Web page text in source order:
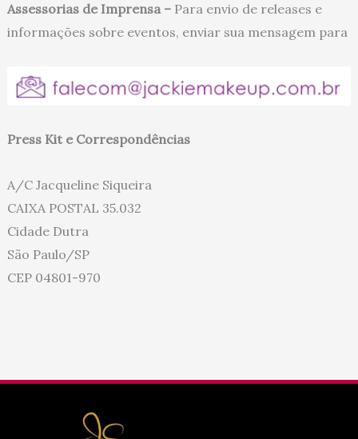
Assessorias de Imprensa – Para envio de releases e
informações sobre eventos, enviar sua mensagem para
Press Kit e Correspondências
A/C Jacqueline Siqueira
CAIXA POSTAL 35.032
Cidade Dutra
São Paulo/SP
CEP 04801-970